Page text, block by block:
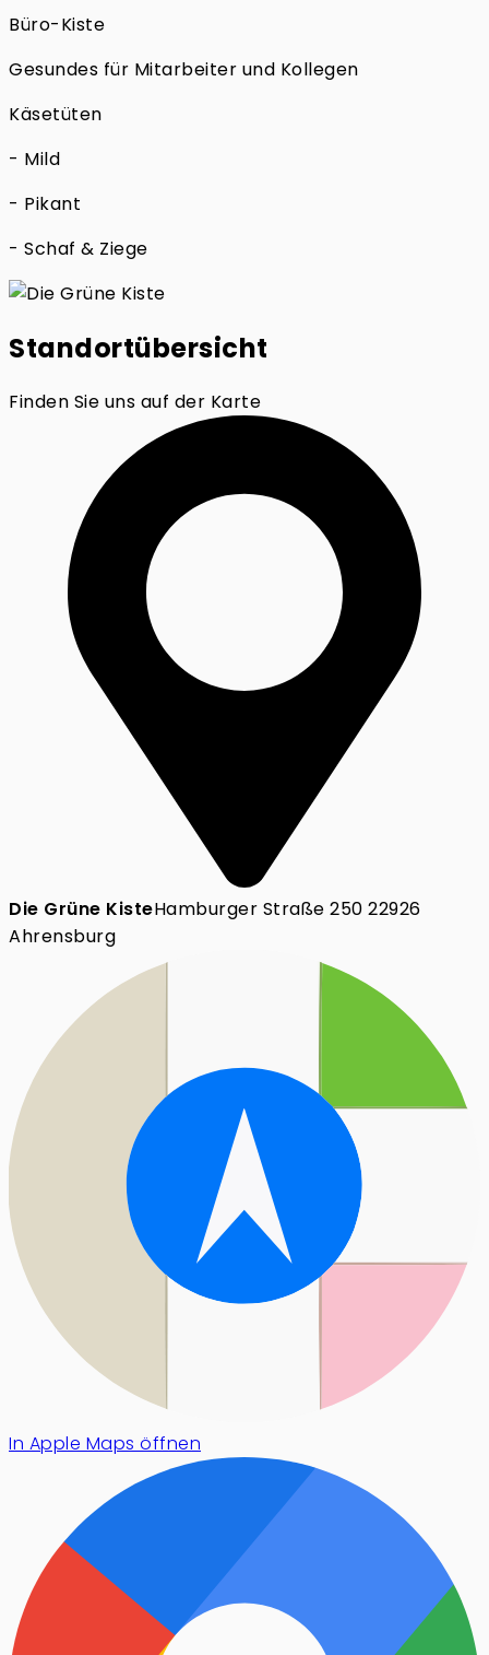
Büro-Kiste
Gesundes für Mitarbeiter und Kollegen
Käsetüten
- Mild
- Pikant
- Schaf & Ziege
Standortübersicht
Finden Sie uns auf der Karte
Die Grüne KisteHamburger Straße 250 22926
Ahrensburg
In Apple Maps öffnen